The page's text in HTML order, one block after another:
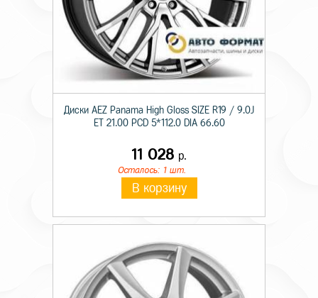
Диски AEZ Panama High Gloss SIZE R19 / 9.0J
ET 21.00 PCD 5*112.0 DIA 66.60
11 028 р.
Осталось: 1 шт.
В корзину